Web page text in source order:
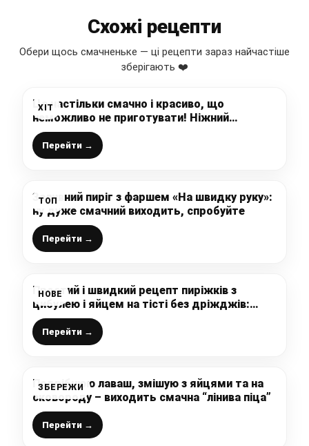
Схожі рецепти
Обери щось смачненьке — ці рецепти зараз найчастіше
зберігають ❤️
ХІТ
Це настільки смачно і красиво, що
неможливо не приготувати! Ніжний
“Двоколірний” кекс на молоці
Перейти →
ТОП
Заливний пиріг з фаршем «На швидку руку»:
ну дуже смачний виходить, спробуйте
Перейти →
НОВЕ
Простий і швидкий рецепт пиріжків з
цибулею і яйцем на тісті без дріжджів:
м’якенькі, ніжні і дуже смачні
Перейти →
ЗБЕРЕЖИ
Подрібнюю лаваш, змішую з яйцями та на
сковороду – виходить смачна “лінива піца”
Перейти →